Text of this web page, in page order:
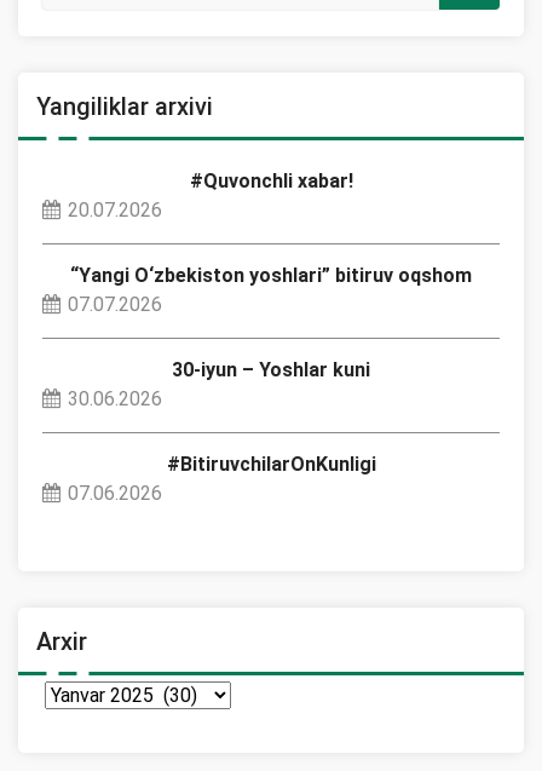
Yangiliklar arxivi
#Quvonchli xabar!
20.07.2026
“Yangi O‘zbekiston yoshlari” bitiruv oqshom
07.07.2026
30-iyun – Yoshlar kuni
30.06.2026
#BitiruvchilarOnKunligi
07.06.2026
Arxir
Arxir